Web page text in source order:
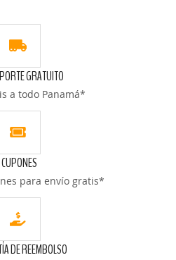
GRATUITO
a todo Panamá*
CUPONES
para envío gratis*
DE REEMBOLSO